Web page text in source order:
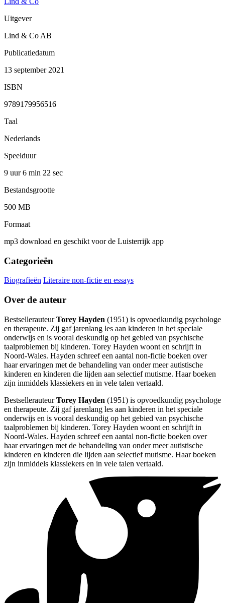
Uitgever
Lind & Co AB
Publicatiedatum
13 september 2021
ISBN
9789179956516
Taal
Nederlands
Speelduur
9 uur 6 min 22 sec
Bestandsgrootte
500 MB
Formaat
mp3 download en geschikt voor de Luisterrijk app
Categorieën
Biografieën Literaire non-fictie en essays
Over de auteur
BestsellerauteurTorey Hayden (1951) is opvoedkundig psychologe
en therapeute. Zij gaf jarenlang les aan kinderen in het speciale
onderwijs en is vooral deskundig op het gebied van psychische
taalproblemen bij kinderen. Torey Hayden woont en schrijft in
Noord-Wales. Hayden schreef een aantal non-fictie boeken over
haar ervaringen met de behandeling van onder meer autistische
kinderen en kinderen die lijden aan selectief mutisme. Haar boeken
zijn inmiddels klassiekers en in vele talen vertaald.
BestsellerauteurTorey Hayden (1951) is opvoedkundig psychologe
en therapeute. Zij gaf jarenlang les aan kinderen in het speciale
onderwijs en is vooral deskundig op het gebied van psychische
taalproblemen bij kinderen. Torey Hayden woont en schrijft in
Noord-Wales. Hayden schreef een aantal non-fictie boeken over
haar ervaringen met de behandeling van onder meer autistische
kinderen en kinderen die lijden aan selectief mutisme. Haar boeken
zijn inmiddels klassiekers en in vele talen vertaald.